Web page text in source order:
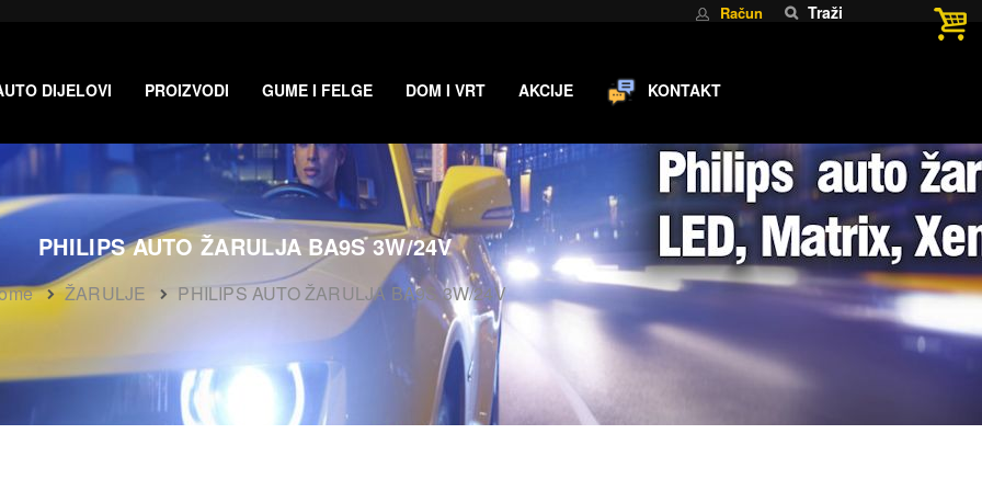
Račun Traži
DIJELOVI PROIZVODI GUME I FELGE DOM I VRT AKCIJE KONTAKT
PHILIPS AUTO ŽARULJA BA9S 3W/24V
ŽARULJE PHILIPS AUTO ŽARULJA BA9S 3W/24V